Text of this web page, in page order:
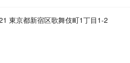
東京都新宿区歌舞伎町1丁目1-2